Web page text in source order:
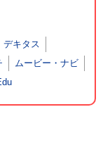
デキタス
ムービー・ナビ